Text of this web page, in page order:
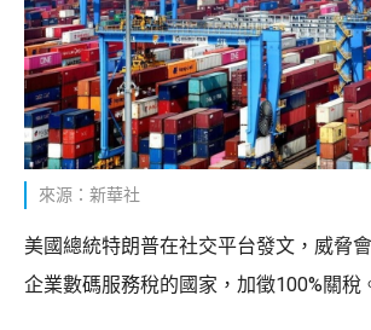
來源：新華社
美國總統特朗普在社交平台發文，威脅
企業數碼服務稅的國家，加徵100%關稅